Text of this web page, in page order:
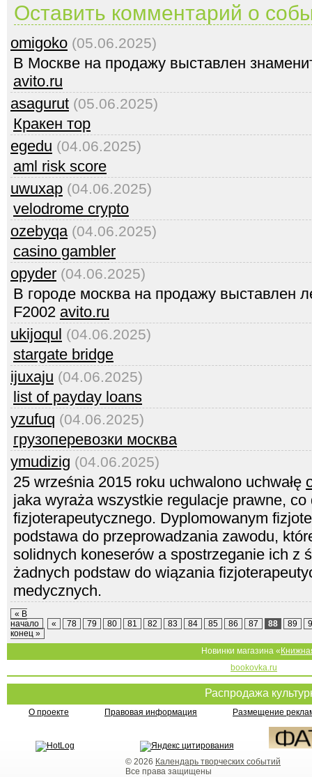
Оставить комментарий о
omigoko (05.06.2025)
В Москве на продажу выставлен
avito.ru
asagurut (05.06.2025)
Кракен тор
egedu (04.06.2025)
aml risk score
uwuxap (04.06.2025)
velodrome crypto
ozebyqa (04.06.2025)
casino gambler
opyder (04.06.2025)
В городе москва на продажу выставлен
F2002 avito.ru
ukijoqul (04.06.2025)
stargate bridge
ijuxaju (04.06.2025)
list of payday loans
yzufuq (04.06.2025)
грузоперевозки москва
ymudizig (04.06.2025)
25 września 2015 roku uchwalono uchwałę
jaka wyraża wszystkie regulacje prawne, co
fizjoterapeutycznego. Dyplomowanym
podstawa do przeprowadzania zawodu,
solidnych koneserów a spostrzeganie ich z
żadnych podstaw do wiązania
medycznych.
« В
начало
« 78 79 80 81 82 83 84 85 86 87 88 89
конец »
Новинки магазина «
bookovka.ru
Распродажа
О проекте Правовая информация Размещение
© 2026 Календарь творческих событий
Все права защищены